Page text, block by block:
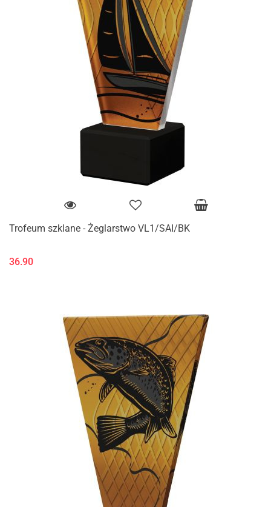
Trofeum szklane - Żeglarstwo VL1/SAI/BK
36.90